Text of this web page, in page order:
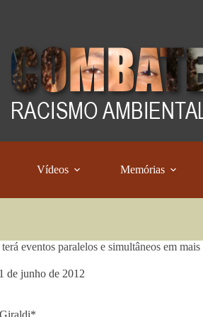
Vídeos Memórias
eventos paralelos e simultâneos em mais
de junho de 2012